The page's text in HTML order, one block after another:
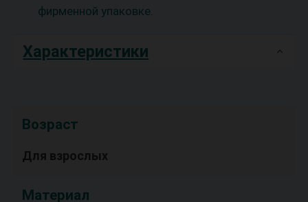
фирменной упаковке.
Характеристики
Возраст
Для взрослых
Материал